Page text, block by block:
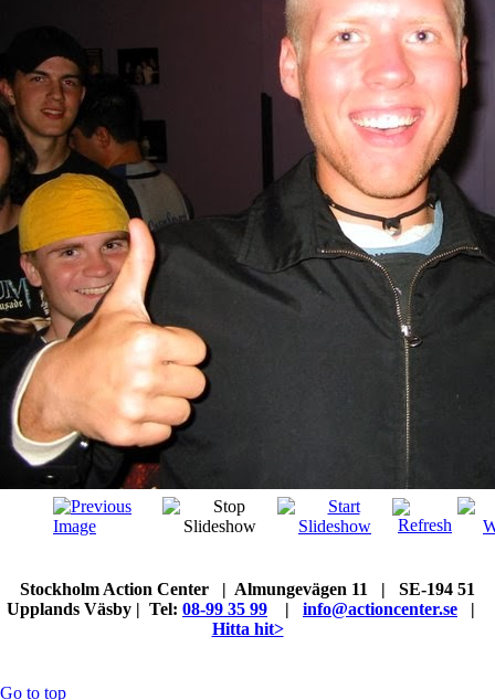
Stockholm Action Center | Almungevägen 11 | SE-194 51
Upplands Väsby | Tel: 08-99 35 99 | info@actioncenter.se |
Hitta hit>
Go to top